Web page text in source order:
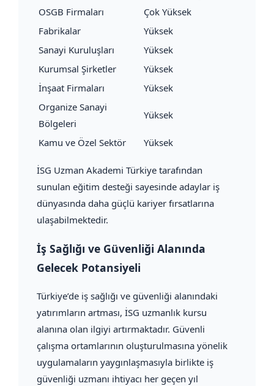
OSGB Firmaları
Çok Yüksek
Fabrikalar
Yüksek
Sanayi Kuruluşları
Yüksek
Kurumsal Şirketler
Yüksek
İnşaat Firmaları
Yüksek
Organize Sanayi
Bölgeleri
Yüksek
Kamu ve Özel Sektör Yüksek
İSG Uzman Akademi Türkiye tarafından
sunulan eğitim desteği sayesinde adaylar iş
dünyasında daha güçlü kariyer fırsatlarına
ulaşabilmektedir.
İş Sağlığı ve Güvenliği Alanında
Gelecek Potansiyeli
Türkiye’de iş sağlığı ve güvenliği alanındaki
yatırımların artması, İSG uzmanlık kursu
alanına olan ilgiyi artırmaktadır. Güvenli
çalışma ortamlarının oluşturulmasına yönelik
uygulamaların yaygınlaşmasıyla birlikte iş
güvenliği uzmanı ihtiyacı her geçen yıl